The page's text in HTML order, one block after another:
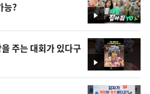
영
상
능?
영
상
주는 대회가 있다구